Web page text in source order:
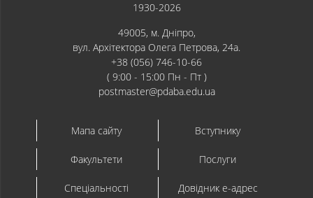
1930-2026
49005, м. Дніпро,
вул. Архітектора Олега Петрова, 24а.
+38 (056) 746-10-66
( 9:00 - 15:00 Пн - Пт )
postmaster@pdaba.edu.ua
Мапа сайту Вступнику
Факультети Послуги
Спеціальності Довідник e-адрес